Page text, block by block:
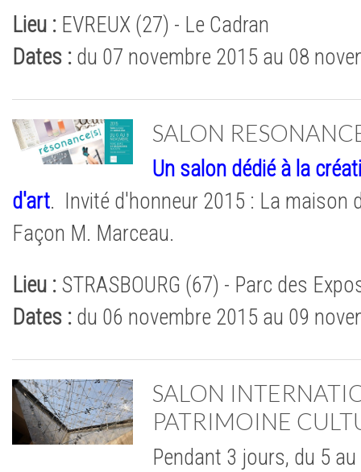
Lieu : EVREUX (27) - Le Cadran
Dates : du 07 novembre 2015 au 08
SALON
Un salon dédié à la
d'art. Invité d'honneur 2015 : La maison
Façon M. Marceau.
Lieu : STRASBOURG (67) - Parc des
Dates : du 06 novembre 2015 au 09
SALON
PATRIMOINE
Pendant 3 jours, du 5